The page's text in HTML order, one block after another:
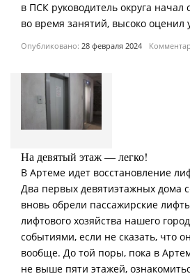
в ПСК руководитель округа начал
во время занятий, высоко оценил
Опубликовано: 28 февраля 2024
На девятый этаж — легко!
В Артеме идет восстановление
Два первых девятиэтажных дома
вновь обрели пассажирские
лифтового хозяйства нашего
событиями, если не сказать, что
вообще. До той поры, пока в
не выше пяти этажей,